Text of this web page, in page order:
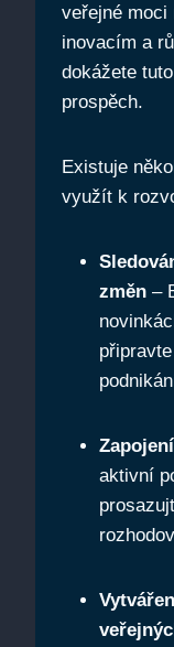
veřejné
inovacím a
dokážete
prospěch.
Existuje
využít k
změn –
aktivní